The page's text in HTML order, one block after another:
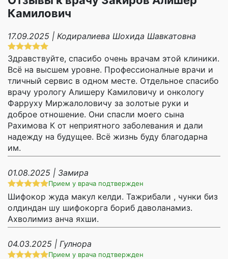
Камилович
17.09.2025 | Кодиралиева Шохида Шавкатовна
Здравствуйте, спасибо очень врачам этой клиники.
Всё на высшем уровне. Профессионалные врачи и
тличный сервис в одном месте. Отдельное спасибо
врачу урологу Алишеру Камиловичу и онкологу
Фарруху Миржалоловичу за золотые руки и
доброе отношение. Они спасли моего сына
Рахимова К от неприятного заболевания и дали
надежду на будущее. Всё жизнь буду благодарна
им.
01.08.2025 | Замира
Прием у врача подтвержден
Шифокор жуда макул келди. Тажрибали , чунки биз
олдиндан шу шифокорга бориб даволанамиз.
Ахволимиз анча яхши.
04.03.2025 | Гулнора
Прием у врача подтвержден